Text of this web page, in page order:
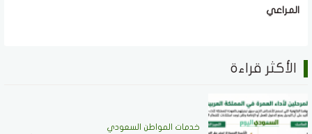
المراعي
الأكثر قراءة
خدمات المواطن السعودي